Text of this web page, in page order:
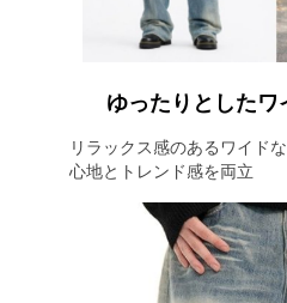
ゆったりとしたワ
リラックス感のあるワイド
心地とトレンド感を両立